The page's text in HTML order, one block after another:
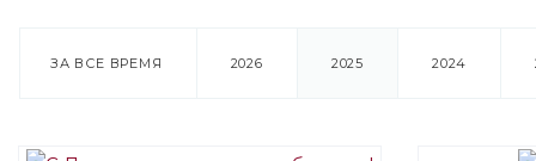
ЗА ВСЕ ВРЕМЯ 2026 2025 2024